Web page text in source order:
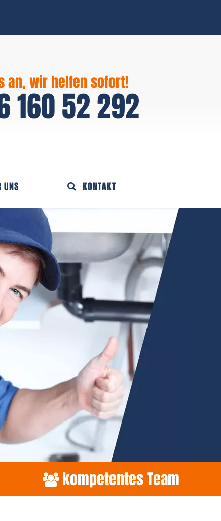
an, wir helfen sofort!
160 52 292
UNS KONTAKT
kompetentes Team